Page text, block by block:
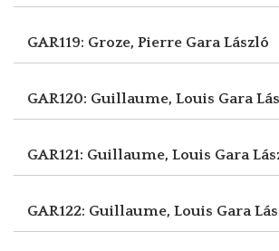
GAR119: Groze, Pierre Gara László
GAR120: Guillaume, Louis Gara
GAR121: Guillaume, Louis Gara
GAR122: Guillaume, Louis Gara